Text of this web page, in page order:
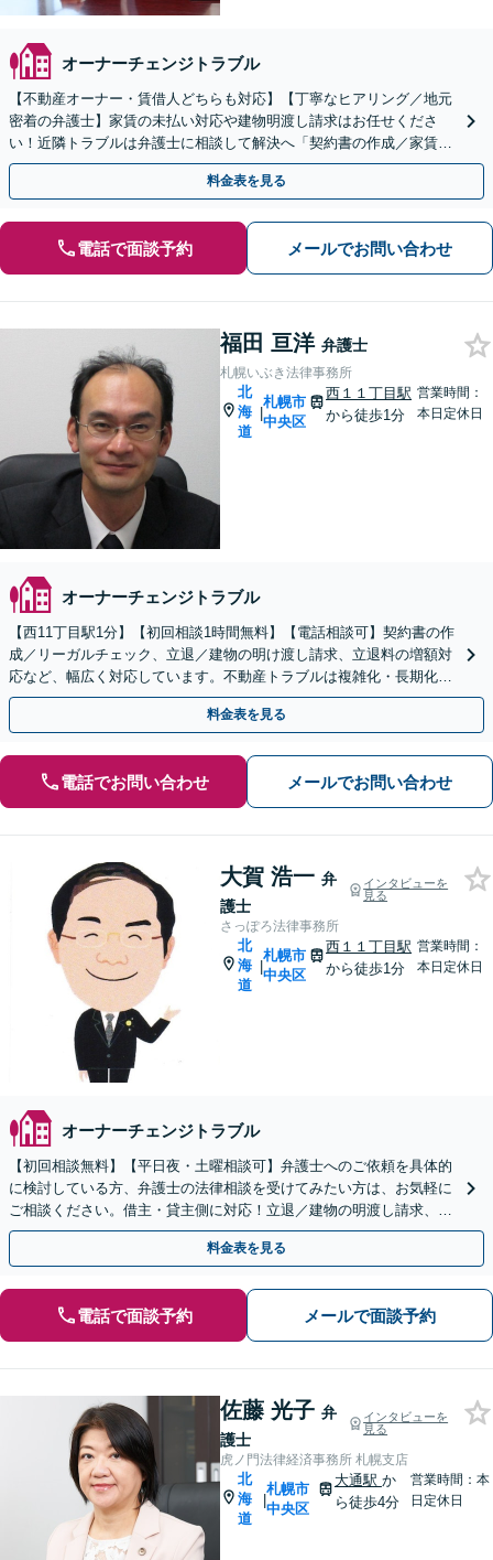
オーナーチェンジトラブル
【不動産オーナー・賃借人どちらも対応】【丁寧なヒアリング／地元
密着の弁護士】家賃の未払い対応や建物明渡し請求はお任せくださ
い！近隣トラブルは弁護士に相談して解決へ「契約書の作成／家賃未
払い対応／立退き・明渡請求／原状回復【休日・夜間相談可】
料金表を見る
電話で面談予約 メールでお問い合わせ
福田 亘洋 弁護士
札幌いぶき法律事務所
北
海
道
|
札幌市
中央区
西１１丁目駅
から徒歩1分
営業時間：
本日定休日
オーナーチェンジトラブル
【西11丁目駅1分】【初回相談1時間無料】【電話相談可】契約書の作
成／リーガルチェック、立退／建物の明け渡し請求、立退料の増額対
応など、幅広く対応しています。不動産トラブルは複雑化・長期化し
やすいため、お早めに弁護士にご依頼ください。
料金表を見る
電話でお問い合わせ メールでお問い合わせ
大賀 浩一 弁
護士
インタビューを
見る
さっぽろ法律事務所
北
海
道
|
札幌市
中央区
西１１丁目駅
から徒歩1分
営業時間：
本日定休日
オーナーチェンジトラブル
【初回相談無料】【平日夜・土曜相談可】弁護士へのご依頼を具体的
に検討している方、弁護士の法律相談を受けてみたい方は、お気軽に
ご相談ください。借主・貸主側に対応！立退／建物の明渡し請求、立
退料増額、家賃未払い等。司法書士や不動産業者とも連携
料金表を見る
電話で面談予約 メールで面談予約
佐藤 光子 弁
護士
インタビューを
見る
虎ノ門法律経済事務所 札幌支店
北
海
道
|
札幌市
中央区
大通駅 か
ら徒歩4分
営業時間：本
日定休日